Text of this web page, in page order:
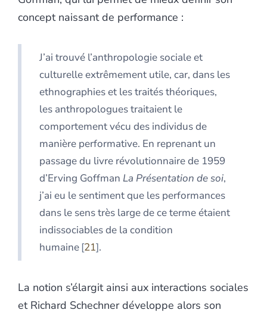
concept naissant de performance :
J’ai trouvé l’anthropologie sociale et
culturelle extrêmement utile, car, dans les
ethnographies et les traités théoriques,
les anthropologues traitaient le
comportement vécu des individus de
manière performative. En reprenant un
passage du livre révolutionnaire de 1959
d’Erving Goffman La Présentation de soi,
j’ai eu le sentiment que les performances
dans le sens très large de ce terme étaient
indissociables de la condition
humaine 21 .
La notion s’élargit ainsi aux interactions sociales
et Richard Schechner développe alors son